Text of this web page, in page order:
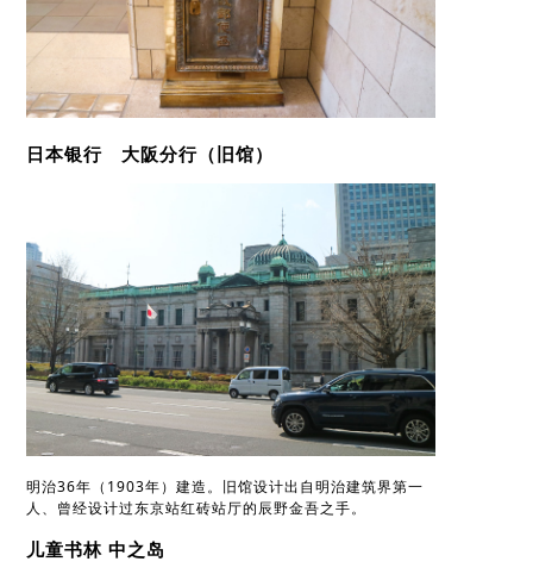
日本银行 大阪分行（旧馆）
明治36年（1903年）建造。旧馆设计出自明治建筑界第一
人、曾经设计过东京站红砖站厅的辰野金吾之手。
儿童书林 中之岛